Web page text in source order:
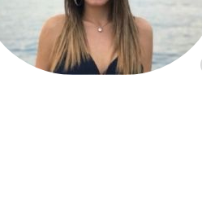
Κατερίνα Αγάλια - daskaloi.gr